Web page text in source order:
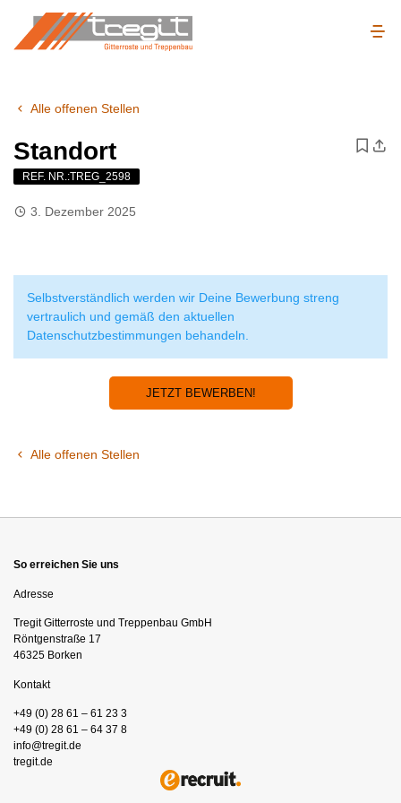
Alle offenen Stellen
Standort
REF. NR.:TREG_2598
3. Dezember 2025
Selbstverständlich werden wir Deine Bewerbung streng
vertraulich und gemäß den aktuellen
Datenschutzbestimmungen behandeln.
JETZT BEWERBEN!
Alle offenen Stellen
So erreichen Sie uns
Adresse
Tregit Gitterroste und Treppenbau GmbH
Röntgenstraße 17
46325 Borken
Kontakt
+49 (0) 28 61 – 61 23 3
+49 (0) 28 61 – 64 37 8
info@tregit.de
tregit.de